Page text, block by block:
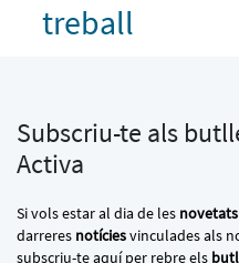
treball
Subscriu-te als
Activa
Si vols estar al dia de les novetats
darreres notíciesvinculades als
subscriu-te aquí per rebre els